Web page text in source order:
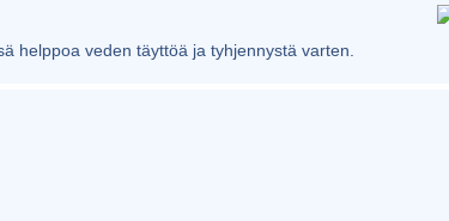
helppoa veden täyttöä ja tyhjennystä varten.